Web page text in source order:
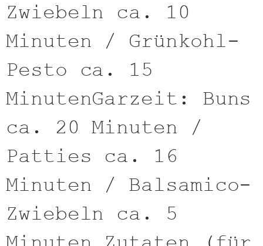
Zwiebeln ca. 10
Minuten / Grünkohl-
Pesto ca. 15
MinutenGarzeit: Buns
ca. 20 Minuten /
Patties ca. 16
Minuten / Balsamico-
Zwiebeln ca. 5